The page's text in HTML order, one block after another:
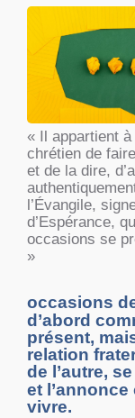
« Il appartient à
chrétien de
et de la dire,
l’Évangile,
d’Espérance,
occasions se
»
occasions
d’abord
présent,
relation
de l’autre,
et
vivre.